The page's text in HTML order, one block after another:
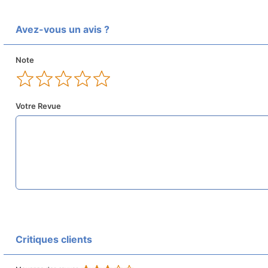
Avez-vous un avis ?
Note
Votre Revue
Critiques clients